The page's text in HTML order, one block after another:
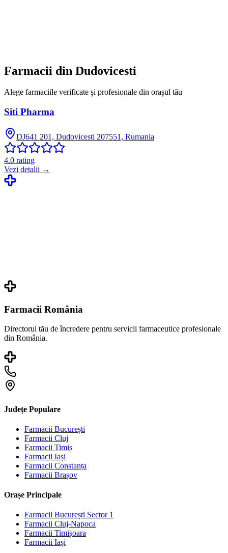
Farmacii din Dudovicesti
Alege farmaciile verificate și profesionale din orașul tău
Siti Pharma
DJ641 201, Dudovicesti 207551, Rumania
4.0 rating
Vezi detalii →
Farmacii România
Directorul tău de încredere pentru servicii farmaceutice profesionale
din România.
Județe Populare
Farmacii București
Farmacii Cluj
Farmacii Timiș
Farmacii Iași
Farmacii Constanța
Farmacii Brașov
Orașe Principale
Farmacii București Sector 1
Farmacii Cluj-Napoca
Farmacii Timișoara
Farmacii Iași